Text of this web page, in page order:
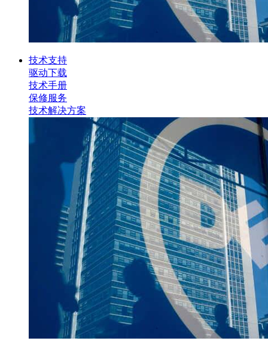
技术支持
驱动下载
技术手册
保修服务
技术解决方案